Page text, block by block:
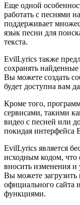
Еще одной
работать с песнями
поддерживает
язык песни для
текста.
EvilLyrics также
сохранять
Вы можете создать
будет доступна вам
Кроме того,
сервисами, такими
видео с песней или
покидая интерфейса
EvilLyrics является
исходным кодом, что
вносить изменения и
Вы можете
официального сайта
функциями.